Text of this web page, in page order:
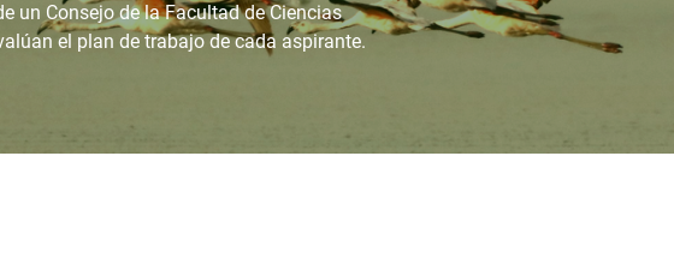
un Consejo de la Facultad de Ciencias
el plan de trabajo de cada aspirante.